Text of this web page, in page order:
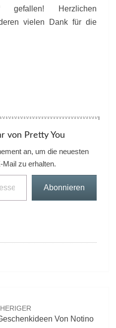
gefallen! Herzlichen
vielen Dank für die
von Pretty You
an, um die neuesten
Mail zu erhalten.
Abonnieren
Von Notino